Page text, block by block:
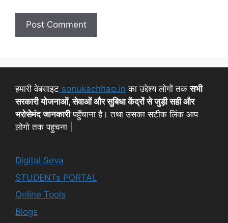
हमारी वेबसाइट sonukachhap.in का उद्देश्य लोगों तकसभी
सरकारी योजनाओं, सेवाओं और सुबिधा केंद्रों से जुड़ी सही और
भरोसेमंद जानकारीपहुँचाना है। तथा उसका सटीक लिंक आप
लोगो तक पहुचना |
Digital Seva
STUDENTs PORTAL
Online Tools
Blogs